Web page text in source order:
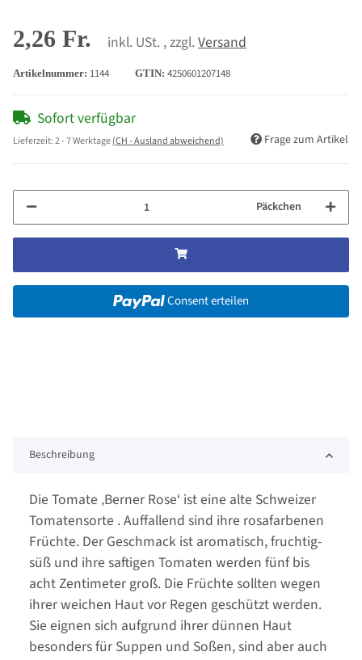
2,26 Fr. inkl. USt. , zzgl. Versand
Artikelnummer: 1144 GTIN: 4250601207148
Sofort verfügbar
Lieferzeit:2 - 7 Werktage(CH - Ausland abweichend) Frage zum Artikel
Päckchen
Consent erteilen
Beschreibung
Die Tomate ‚Berner Rose‘ ist eine alte Schweizer
Tomatensorte . Auffallend sind ihre rosafarbenen
Früchte. Der Geschmack ist aromatisch, fruchtig-
süß und ihre saftigen Tomaten werden fünf bis
acht Zentimeter groß. Die Früchte sollten wegen
ihrer weichen Haut vor Regen geschützt werden.
Sie eignen sich aufgrund ihrer dünnen Haut
besonders für Suppen und Soßen, sind aber auch